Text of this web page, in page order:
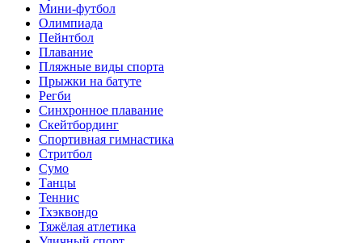
Мини-футбол
Олимпиада
Пейнтбол
Плавание
Пляжные виды спорта
Прыжки на батуте
Регби
Синхронное плавание
Скейтбординг
Спортивная гимнастика
Стритбол
Сумо
Танцы
Теннис
Тхэквондо
Тяжёлая атлетика